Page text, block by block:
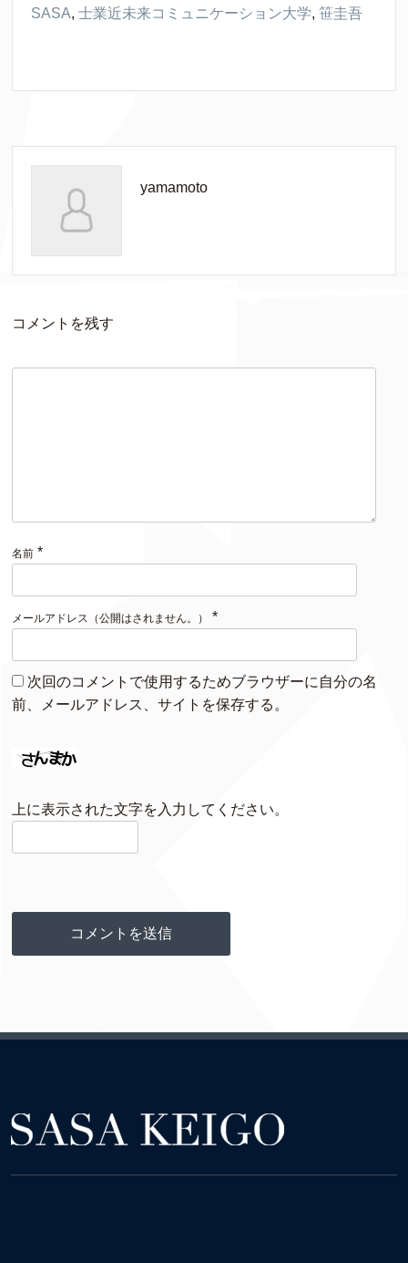
SASA,士業近未来コミュニケーション大学, 笹圭吾
yamamoto
コメントを残す
名前 *
メールアドレス（公開はされません。） *
次回のコメントで使用するためブラウザーに自分の名
前、メールアドレス、サイトを保存する。
上に表示された文字を入力してください。